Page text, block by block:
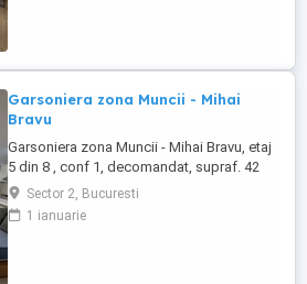
Garsoniera zona Muncii - Mihai
Bravu
Garsoniera zona Muncii - Mihai Bravu, etaj
5 din 8 , conf 1, decomandat, supraf. 42
mp. an constr. 1984, bloc anvelopat,
garsoniera este complet renovata cu
instalatii electrice si sanitare schimbate,
Sector 2, Bucuresti
1 ianuarie